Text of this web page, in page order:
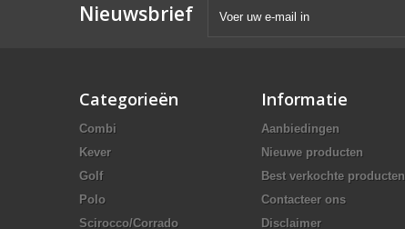
Nieuwsbrief
Categorieën
Combi
Kever
Golf
Polo
Scirocco/Corrado
Informatie
Aanbiedingen
Nieuwe producten
Best verkochte producten
Contacteer ons
Disclaimer